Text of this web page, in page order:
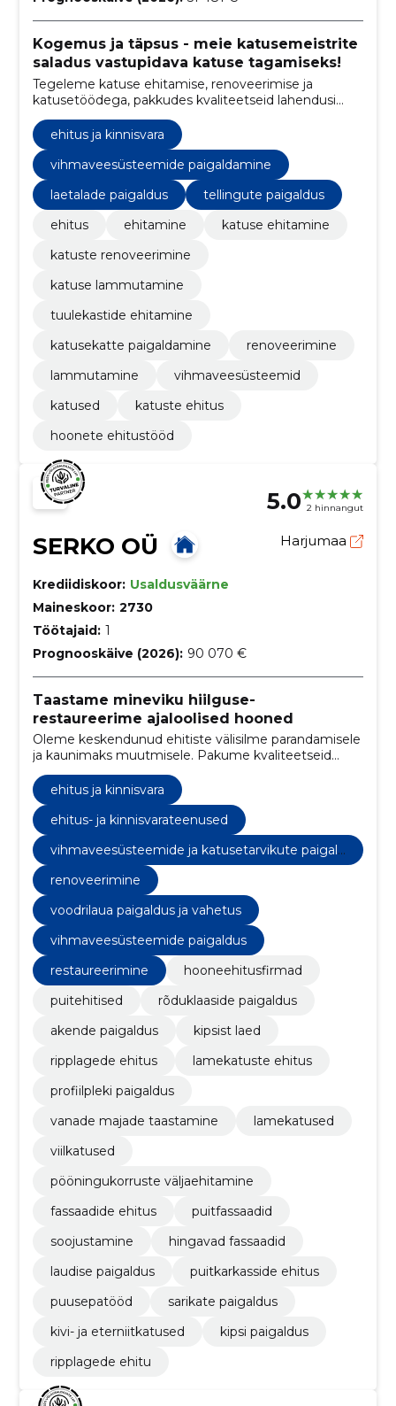
Kogemus ja täpsus - meie katusemeistrite
saladus vastupidava katuse tagamiseks!
Tegeleme katuse ehitamise, renoveerimise ja
katusetöödega, pakkudes kvaliteetseid lahendusi
ehitus ja kinnisvara
vihmaveesüsteemide paigaldamine
laetalade paigaldus
tellingute paigaldus
ehitus
ehitamine
katuse ehitamine
katuste renoveerimine
katuse lammutamine
tuulekastide ehitamine
katusekatte paigaldamine
renoveerimine
lammutamine
vihmaveesüsteemid
katused
katuste ehitus
hoonete ehitustööd
5.0 2 hinnangut
SERKO OÜ Harjumaa
Krediidiskoor: Usaldusväärne
Maineskoor: 2730
Töötajaid: 1
Prognooskäive (2026): 90 070 €
Taastame mineviku hiilguse-
restaureerime ajaloolised hooned
Oleme keskendunud ehitiste välisilme parandamisele
ja kaunimaks muutmisele. Pakume kvaliteetseid
ehitusteenuseid, et tagada hoone esteetiline ja
funktsionaalne taastamine ning klientide rahulolu.
ehitus ja kinnisvara
ehitus- ja kinnisvarateenused
vihmaveesüsteemide ja katusetarvikute paigald
renoveerimine
voodrilaua paigaldus ja vahetus
vihmaveesüsteemide paigaldus
restaureerimine
hooneehitusfirmad
puitehitised
rõduklaaside paigaldus
akende paigaldus
kipsist laed
ripplagede ehitus
lamekatuste ehitus
profiilpleki paigaldus
vanade majade taastamine
lamekatused
viilkatused
pööningukorruste väljaehitamine
fassaadide ehitus
puitfassaadid
soojustamine
hingavad fassaadid
laudise paigaldus
puitkarkasside ehitus
puusepatööd
sarikate paigaldus
kivi- ja eterniitkatused
kipsi paigaldus
ripplagede ehitu